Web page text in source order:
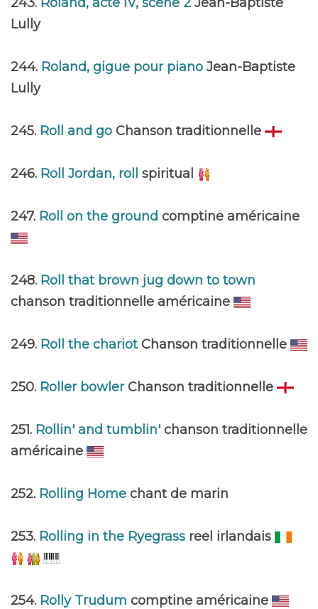
Lully
244. Roland, gigue pour piano Jean-Baptiste
Lully
245. Roll and go Chanson traditionnelle
246. Roll Jordan, roll spiritual
247. Roll on the ground comptine américaine
248. Roll that brown jug down to town
chanson traditionnelle américaine
249. Roll the chariotChanson traditionnelle
250. Roller bowlerChanson traditionnelle
251. Rollin' and tumblin' chanson traditionnelle
américaine
252. Rolling Home chant de marin
253. Rolling in the Ryegrass reel irlandais
254. Rolly Trudum comptine américaine